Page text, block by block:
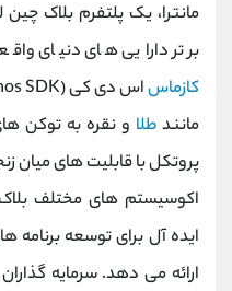
مانترا، یک پلتفرم بلاک‌
برتر دارایی های دنیای
کازماس
مانند طلا و نقره به توکن
پروتکل با قابلیت ‌های میان
اکوسیستم ‌های مختلف
ایده ‌آل برای توسعه
ارائه می ‌دهد. سرمایه‌